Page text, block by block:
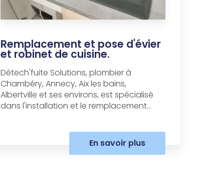
Remplacement et pose d'évier
et robinet de cuisine.
Détech'fuite Solutions, plombier à
Chambéry, Annecy, Aix les bains,
Albertville et ses environs, est spécialisé
dans l'installation et le remplacement...
En savoir plus